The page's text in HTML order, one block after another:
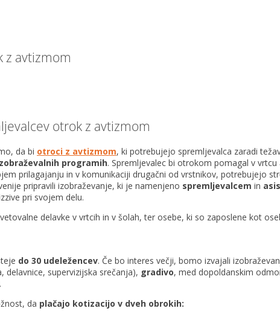
z avtizmom
otrok z avtizmom
da bi otroci z avtizmom, ki potrebujejo spremljevalca zaradi
programih. Spremljevalec bi otrokom pomagal v
prilagajanju in v komunikaciji drugačni od vrstnikov, potrebujejo
pripravili izobraževanje, ki je namenjeno spremljevalcem in
pri svojem delu.
delavke v vrtcih in v šolah, ter osebe, ki so zaposlene kot
do 30 udeležencev. Če bo interes večji, bomo izvajali
delavnice, supervizijska srečanja), gradivo, med dopoldanskim
da plačajo kotizacijo v dveh obrokih: